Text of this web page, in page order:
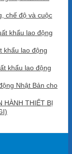
chế độ và cuộc
khẩu lao động
khẩu lao động
khẩu lao động
Nhật Bản cho
HÀNH THIẾT BỊ